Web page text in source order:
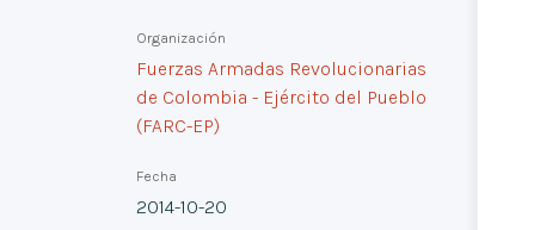
Organización
Fuerzas Armadas Revolucionarias
de Colombia - Ejército del Pueblo
(FARC-EP)
Fecha
2014-10-20